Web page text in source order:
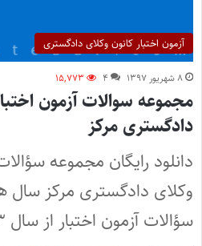
آزمون اختبار کانون وکلای دادگستری
۸ شهریور ۱۳۹۷ ۴ ۱۵,۷۷۳
مجموعه سوالات آزمون
دادگستری مرکز
دانلود رایگان مجموعه
وکلای دادگستری مرکز سال
سؤالات آزمون اختبار از سال ۱۳۷۳…